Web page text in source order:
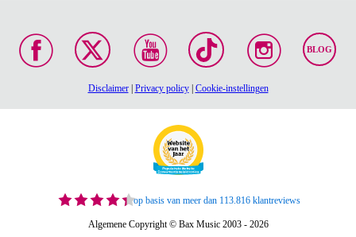
BLOG
Disclaimer| Privacy policy| Cookie-instellingen
op basis van meer dan 113.816 klantreviews
Algemene Copyright © Bax Music 2003 - 2026